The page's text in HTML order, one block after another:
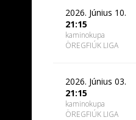
2026. Június 10.
21:15
kaminokupa
ÖREGFIÚK LIGA
2026. Június 03.
21:15
kaminokupa
ÖREGFIÚK LIGA